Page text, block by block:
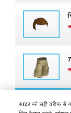
साइट को सही तरीक से